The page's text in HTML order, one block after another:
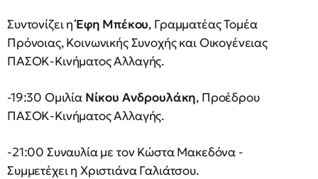
Συντονίζει ηΈφη Μπέκου, Γραμματέας Τομέα
Πρόνοιας, Κοινωνικής Συνοχής και Οικογένειας
ΠΑΣΟΚ-Κινήματος Αλλαγής.
-19:30 Ομιλία Νίκου Ανδρουλάκη, Προέδρου
ΠΑΣΟΚ-Κινήματος Αλλαγής.
-21:00 Συναυλία με τον Κώστα Μακεδόνα -
Συμμετέχει η Χριστιάνα Γαλιάτσου.